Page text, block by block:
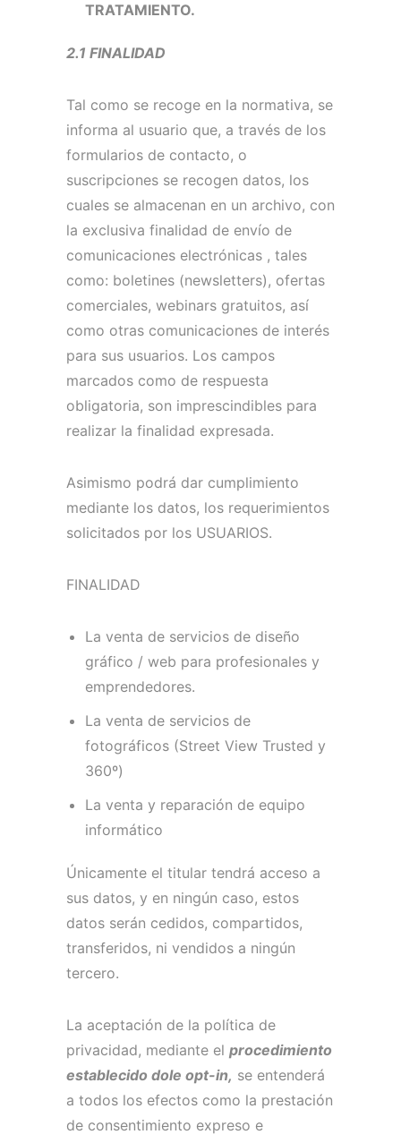
TRATAMIENTO.
2.1 FINALIDAD
Tal como se recoge en la normativa, se
informa al usuario que, a través de los
formularios de contacto, o
suscripciones se recogen datos, los
cuales se almacenan en un archivo, con
la exclusiva finalidad de envío de
comunicaciones electrónicas , tales
como: boletines (newsletters), ofertas
comerciales, webinars gratuitos, así
como otras comunicaciones de interés
para sus usuarios. Los campos
marcados como de respuesta
obligatoria, son imprescindibles para
realizar la finalidad expresada.
Asimismo podrá dar cumplimiento
mediante los datos, los requerimientos
solicitados por los USUARIOS.
FINALIDAD
La venta de servicios de diseño
gráfico / web para profesionales y
emprendedores.
La venta de servicios de
fotográficos (Street View Trusted y
360º)
La venta y reparación de equipo
informático
Únicamente el titular tendrá acceso a
sus datos, y en ningún caso, estos
datos serán cedidos, compartidos,
transferidos, ni vendidos a ningún
tercero.
La aceptación de la política de
privacidad, mediante el procedimiento
establecido dole opt-in, se entenderá
a todos los efectos como la prestación
de consentimiento expreso e